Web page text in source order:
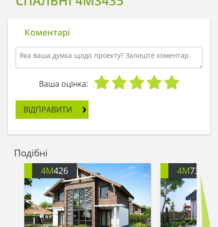
Коментарі
Ваша оцінка:
ВІДПРАВИТИ
Подібні
4M426 4M734